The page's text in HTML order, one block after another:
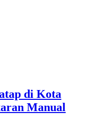
di Kota
Manual